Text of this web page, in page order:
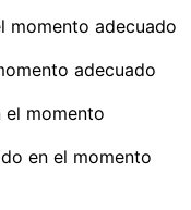
momento adecuado
adecuado
el momento
en el momento